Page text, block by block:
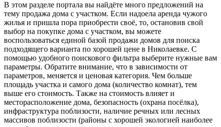
В этом разделе портала вы найдёте много предложений на
тему продажа дома с участком. Если надоела аренда чужого
жилья и пришла пора приобрести своё, то, остановив свой
выбор на покупке дома с участком, вы можете
воспользоваться единой базой продажи домов для поиска
подходящего варианта по хорошей цене в Николаевке. С
помощью удобного поискового фильтра выберите нужные вам
параметры. Обратите внимание, что в зависимости от
параметров, меняется и ценовая категория. Чем больше
площадь участка и самого дома (количество комнат), тем
выше его стоимость. Также на стоимость влияет и
месторасположение дома, безопасность (охрана посёлка),
инфраструктура поблизости, наличие речных или лесных
массивов поблизости (районы с хорошей экологией наиболее